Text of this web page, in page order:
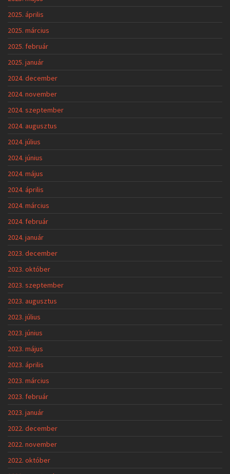
2025. április
2025. március
2025. február
2025. január
2024. december
2024. november
2024. szeptember
2024. augusztus
2024. július
2024. június
2024. május
2024. április
2024. március
2024. február
2024. január
2023. december
2023. október
2023. szeptember
2023. augusztus
2023. július
2023. június
2023. május
2023. április
2023. március
2023. február
2023. január
2022. december
2022. november
2022. október